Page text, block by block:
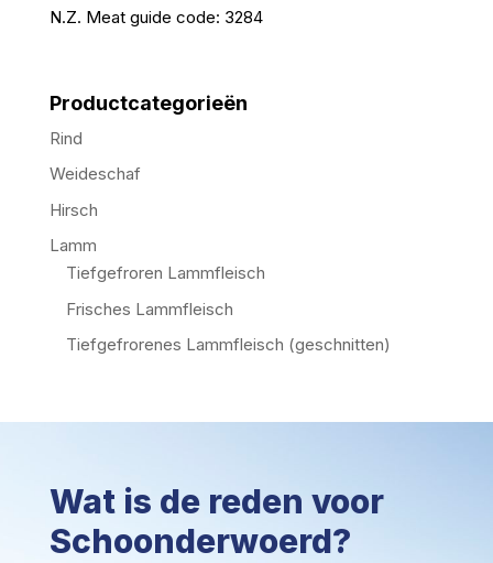
N.Z. Meat guide code: 3284
Productcategorieën
Rind
Weideschaf
Hirsch
Lamm
Tiefgefroren Lammfleisch
Frisches Lammfleisch
Tiefgefrorenes Lammfleisch (geschnitten)
Wat is de reden voor
Schoonderwoerd?